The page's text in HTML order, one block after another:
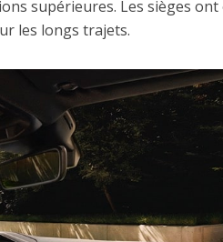
supérieures. Les sièges
les longs trajets.